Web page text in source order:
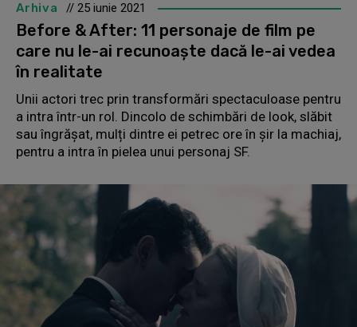
Arhiva // 25 iunie 2021
Before & After: 11 personaje de film pe
care nu le-ai recunoaște dacă le-ai vedea
în realitate
Unii actori trec prin transformări spectaculoase pentru
a intra într-un rol. Dincolo de schimbări de look, slăbit
sau îngrășat, mulți dintre ei petrec ore în șir la machiaj,
pentru a intra în pielea unui personaj SF.